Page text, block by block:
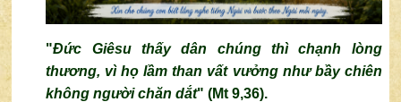
"Đức Giêsu thấy dân chúng thì chạnh lòng
thương, vì họ lầm than vất vưởng như bầy chiên
không người chăn dắt" (Mt 9,36).